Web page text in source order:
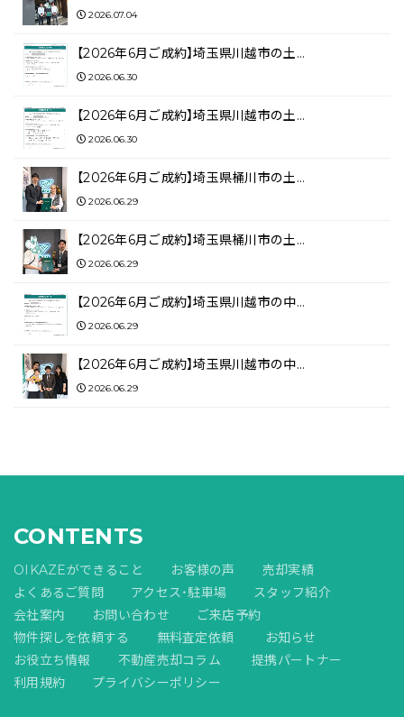
2026.07.04
【2026年6月ご成約】埼玉県川越市の土…
2026.06.30
【2026年6月ご成約】埼玉県川越市の土…
2026.06.30
【2026年6月ご成約】埼玉県桶川市の土…
2026.06.29
【2026年6月ご成約】埼玉県桶川市の土…
2026.06.29
【2026年6月ご成約】埼玉県川越市の中…
2026.06.29
【2026年6月ご成約】埼玉県川越市の中…
2026.06.29
CONTENTS
OIKAZEができること お客様の声
売却実績
よくあるご質問
アクセス・駐車場
スタッフ紹介
会社案内
お問い合わせ
ご来店予約
物件探しを依頼する
無料査定依頼
お知らせ
お役立ち情報
不動産売却コラム
提携パートナー
利用規約
プライバシーポリシー